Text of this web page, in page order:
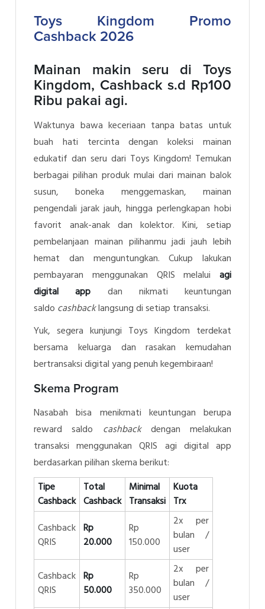
Toys Kingdom Promo
Cashback 2026
Mainan makin seru di Toys
Kingdom, Cashback s.d Rp100
Ribu pakai agi.
Waktunya bawa keceriaan tanpa batas untuk
buah hati tercinta dengan koleksi mainan
edukatif dan seru dari Toys Kingdom! Temukan
berbagai pilihan produk mulai dari mainan balok
susun, boneka menggemaskan, mainan
pengendali jarak jauh, hingga perlengkapan hobi
favorit anak-anak dan kolektor. Kini, setiap
pembelanjaan mainan pilihanmu jadi jauh lebih
hemat dan menguntungkan. Cukup lakukan
pembayaran menggunakan QRIS melalui agi
digital app dan nikmati keuntungan
saldo cashbacklangsung di setiap transaksi.
Yuk, segera kunjungi Toys Kingdom terdekat
bersama keluarga dan rasakan kemudahan
bertransaksi digital yang penuh kegembiraan!
Skema Program
Nasabah bisa menikmati keuntungan berupa
reward saldo cashbackdengan melakukan
transaksi menggunakan QRIS agi digital app
berdasarkan pilihan skema berikut:
Tipe
Cashback
Total
Cashback
Minimal
Transaksi
Kuota
Trx
Cashback
QRIS
Rp
20.000
Rp
150.000
2x per
bulan /
user
Cashback
QRIS
Rp
50.000
Rp
350.000
2x per
bulan /
user